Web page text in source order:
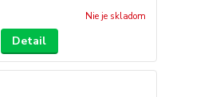
Nie je skladom
Detail